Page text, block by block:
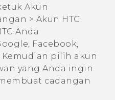
ketuk Akun
> Akun HTC
Anda
Facebook
pilih akun
yang Anda ingin
cadangan